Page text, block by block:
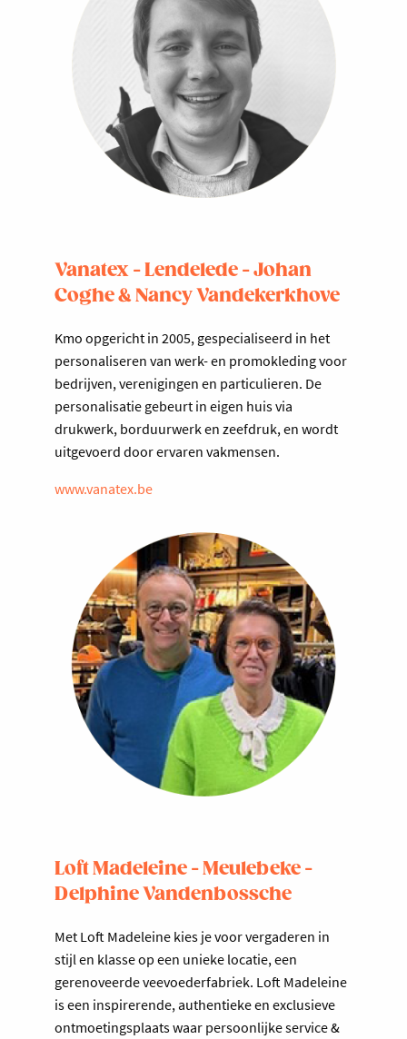
Vanatex - Lendelede - Johan
Coghe & Nancy Vandekerkhove
Kmo opgericht in 2005, gespecialiseerd in het
personaliseren van werk- en promokleding voor
bedrijven, verenigingen en particulieren. De
personalisatie gebeurt in eigen huis via
drukwerk, borduurwerk en zeefdruk, en wordt
uitgevoerd door ervaren vakmensen.
www.vanatex.be
Loft Madeleine - Meulebeke -
Delphine Vandenbossche
Met Loft Madeleine kies je voor vergaderen in
stijl en klasse op een unieke locatie, een
gerenoveerde veevoederfabriek. Loft Madeleine
is een inspirerende, authentieke en exclusieve
ontmoetingsplaats waar persoonlijke service &